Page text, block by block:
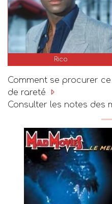
Rico
Comment se procurer
de rareté
Consulter les notes des